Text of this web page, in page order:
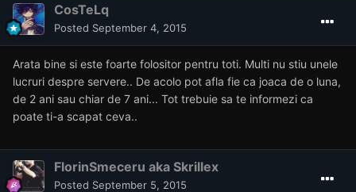
CosTeLq
Posted September 4, 2015
Arata bine si este foarte folositor pentru toti. Multi nu stiu unele
lucruri despre servere.. De acolo pot afla fie ca joaca de o luna,
de 2 ani sau chiar de 7 ani... Tot trebuie sa te informezi ca
poate ti-a scapat ceva..
FlorinSmeceru aka Skrillex
Posted September 5, 2015